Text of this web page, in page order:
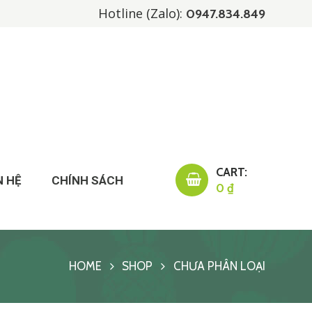
Hotline (Zalo): 0947.834.849
HỆ CHÍNH SÁCH
CART:
0 ₫
HOME SHOP CHƯA PHÂN LOẠI